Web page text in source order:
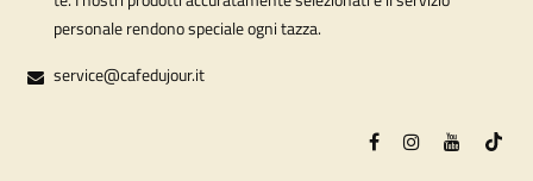
personale rendono speciale ogni tazza.
service@cafedujour.it